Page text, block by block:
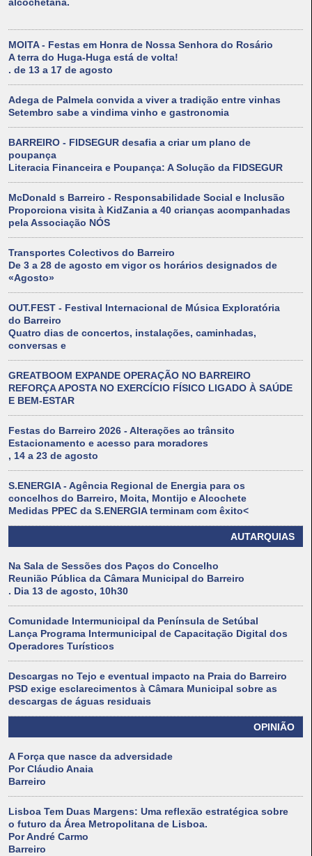
alcochetana.
MOITA - Festas em Honra de Nossa Senhora do Rosário
A terra do Huga-Huga está de volta!
. de 13 a 17 de agosto
Adega de Palmela convida a viver a tradição entre vinhas
Setembro sabe a vindima vinho e gastronomia
BARREIRO - FIDSEGUR desafia a criar um plano de
poupança
Literacia Financeira e Poupança: A Solução da FIDSEGUR
McDonald s Barreiro - Responsabilidade Social e Inclusão
Proporciona visita à KidZania a 40 crianças acompanhadas
pela Associação NÓS
Transportes Colectivos do Barreiro
De 3 a 28 de agosto em vigor os horários designados de
«Agosto»
OUT.FEST - Festival Internacional de Música Exploratória
do Barreiro
Quatro dias de concertos, instalações, caminhadas,
conversas e
GREATBOOM EXPANDE OPERAÇÃO NO BARREIRO
REFORÇA APOSTA NO EXERCÍCIO FÍSICO LIGADO À SAÚDE
E BEM-ESTAR
Festas do Barreiro 2026 - Alterações ao trânsito
Estacionamento e acesso para moradores
, 14 a 23 de agosto
S.ENERGIA - Agência Regional de Energia para os
concelhos do Barreiro, Moita, Montijo e Alcochete
Medidas PPEC da S.ENERGIA terminam com êxito<
AUTARQUIAS
Na Sala de Sessões dos Paços do Concelho
Reunião Pública da Câmara Municipal do Barreiro
. Dia 13 de agosto, 10h30
Comunidade Intermunicipal da Península de Setúbal
Lança Programa Intermunicipal de Capacitação Digital dos
Operadores Turísticos
Descargas no Tejo e eventual impacto na Praia do Barreiro
PSD exige esclarecimentos à Câmara Municipal sobre as
descargas de águas residuais
OPINIÃO
A Força que nasce da adversidade
Por Cláudio Anaia
Barreiro
Lisboa Tem Duas Margens: Uma reflexão estratégica sobre
o futuro da Área Metropolitana de Lisboa.
Por André Carmo
Barreiro